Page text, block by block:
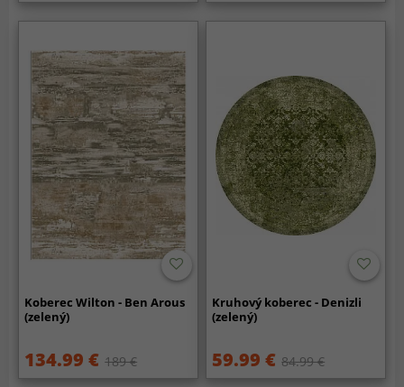
Koberec Wilton - Ben Arous
(zelený)
134.99 € 189 €
Kruhový koberec - Denizli
(zelený)
59.99 € 84.99 €